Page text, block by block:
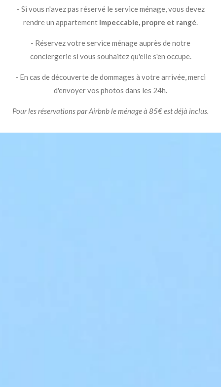
- Si vous n'avez pas réservé le service ménage, vous devez
rendre un appartement impeccable, propre et rangé.
- Réservez votre service ménage auprès de notre
conciergerie si vous souhaitez qu'elle s'en occupe.
- En cas de découverte de dommages à votre arrivée, merci
d'envoyer vos photos dans les 24h.
Pour les réservations par Airbnb le ménage à 85€ est déjà inclus.